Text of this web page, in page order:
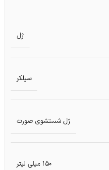
ژل
سیلکر
ژل شستشوی صورت
150 میلی لیتر